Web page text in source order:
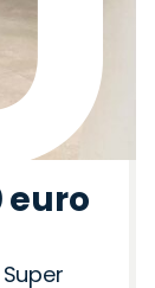
euro